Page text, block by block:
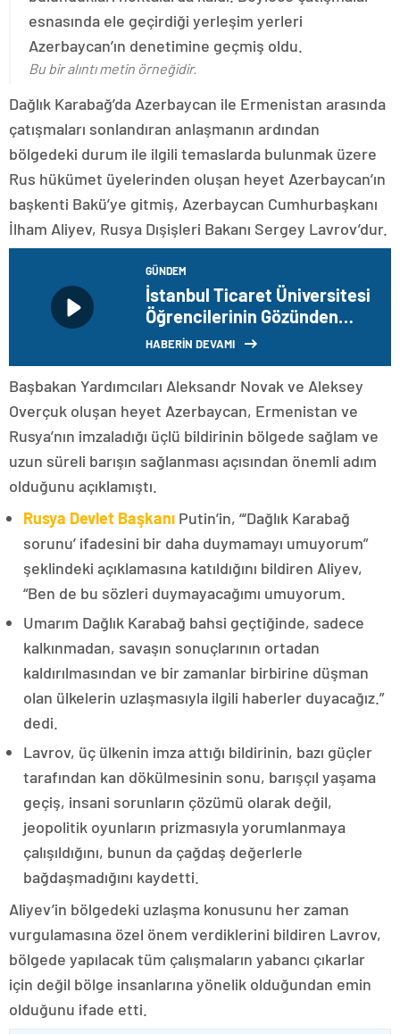
esnasında ele geçirdiği yerleşim yerleri
Azerbaycan’ın denetimine geçmiş oldu.
Bu bir alıntı metin örneğidir.
Dağlık Karabağ’da Azerbaycan ile Ermenistan arasında
çatışmaları sonlandıran anlaşmanın ardından
bölgedeki durum ile ilgili temaslarda bulunmak üzere
Rus hükümet üyelerinden oluşan heyet Azerbaycan’ın
başkenti Bakü’ye gitmiş, Azerbaycan Cumhurbaşkanı
İlham Aliyev, Rusya Dışişleri Bakanı Sergey Lavrov’dur.
GÜNDEM
İstanbul Ticaret Üniversitesi
Öğrencilerinin Gözünden
İstanbul Sergisi
HABERİN DEVAMI
Başbakan Yardımcıları Aleksandr Novak ve Aleksey
Overçuk oluşan heyet Azerbaycan, Ermenistan ve
Rusya’nın imzaladığı üçlü bildirinin bölgede sağlam ve
uzun süreli barışın sağlanması açısından önemli adım
olduğunu açıklamıştı.
Rusya Devlet Başkanı Putin’in, “‘Dağlık Karabağ
sorunu’ ifadesini bir daha duymamayı umuyorum”
şeklindeki açıklamasına katıldığını bildiren Aliyev,
“Ben de bu sözleri duymayacağımı umuyorum.
Umarım Dağlık Karabağ bahsi geçtiğinde, sadece
kalkınmadan, savaşın sonuçlarının ortadan
kaldırılmasından ve bir zamanlar birbirine düşman
olan ülkelerin uzlaşmasıyla ilgili haberler duyacağız.”
dedi.
Lavrov, üç ülkenin imza attığı bildirinin, bazı güçler
tarafından kan dökülmesinin sonu, barışçıl yaşama
geçiş, insani sorunların çözümü olarak değil,
jeopolitik oyunların prizmasıyla yorumlanmaya
çalışıldığını, bunun da çağdaş değerlerle
bağdaşmadığını kaydetti.
Aliyev’in bölgedeki uzlaşma konusunu her zaman
vurgulamasına özel önem verdiklerini bildiren Lavrov,
bölgede yapılacak tüm çalışmaların yabancı çıkarlar
için değil bölge insanlarına yönelik olduğundan emin
olduğunu ifade etti.